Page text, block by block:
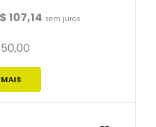
107,14 sem juros
MAIS